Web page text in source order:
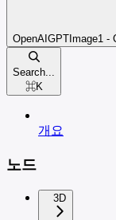
OpenAIGPTImage1 -
Search...
⌘K
개요
노드
3D